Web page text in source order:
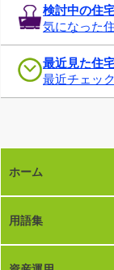
検討中の住
気になった
最近見た住宅
最近チェッ
ホーム
用語集